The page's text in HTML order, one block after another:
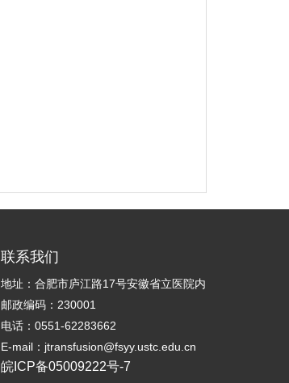
联系我们
地址：合肥市庐江路17号安徽省立医院内
邮政编码：230001
电话：0551-62283662
E-mail：jtransfusion@fsyy.ustc.edu.cn
皖ICP备05009222号-7